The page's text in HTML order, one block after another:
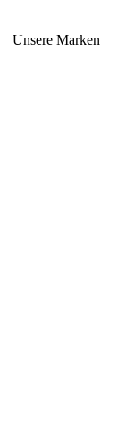
Unsere Marken